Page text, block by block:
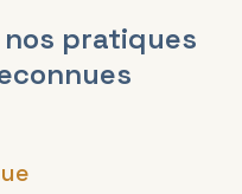
pratiques